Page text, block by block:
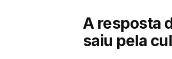
A resposta
saiu pela